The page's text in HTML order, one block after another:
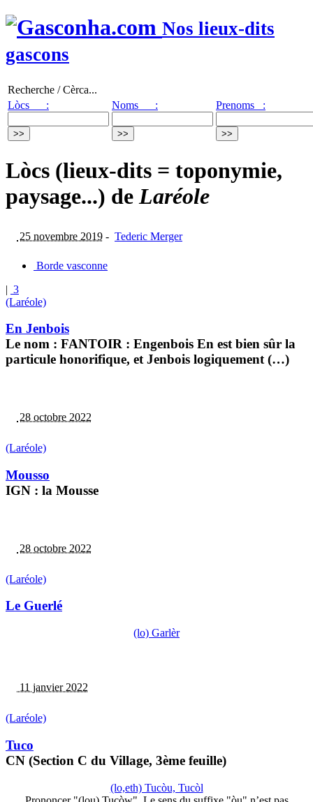
Nos lieux-dits
gascons
Recherche / Cèrca...
Lòcs :
Noms : Prenoms :
Lòcs (lieux-dits = toponymie,
paysage...) deLaréole
25 novembre 2019 - Tederic Merger
Borde vasconne
| 3
(Laréole)
En Jenbois
Le nom : FANTOIR : Engenbois En est bien sûr la
particule honorifique, et Jenbois logiquement (…)
28 octobre 2022
(Laréole)
Mousso
IGN : la Mousse
28 octobre 2022
(Laréole)
Le Guerlé
(lo) Garlèr
11 janvier 2022
(Laréole)
Tuco
CN (Section C du Village, 3ème feuille)
(lo,eth) Tucòu, Tucòl